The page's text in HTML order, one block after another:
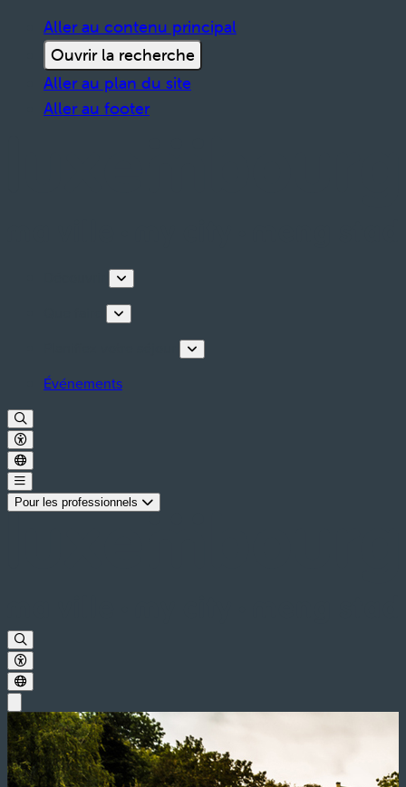
Aller au contenu principal
Ouvrir la recherche
Aller au plan du site
Aller au footer
Événements
Pour les professionnels